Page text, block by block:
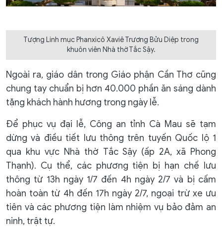
Tượng Linh mục Phanxicô Xaviê Trương Bửu Diệp trong
khuôn viên Nhà thờ Tắc Sậy.
Ngoài ra, giáo dân trong Giáo phận Cần Thơ cũng
chung tay chuẩn bị hơn 40.000 phần ăn sáng dành
tặng khách hành hương trong ngày lễ.
Để phục vụ đại lễ, Công an tỉnh Cà Mau sẽ tạm
dừng và điều tiết lưu thông trên tuyến Quốc lộ 1
qua khu vực Nhà thờ Tắc Sậy (ấp 2A, xã Phong
Thạnh). Cụ thể, các phương tiện bị hạn chế lưu
thông từ 13h ngày 1/7 đến 4h ngày 2/7 và bị cấm
hoàn toàn từ 4h đến 17h ngày 2/7, ngoại trừ xe ưu
tiên và các phương tiện làm nhiệm vụ bảo đảm an
ninh, trật tự.